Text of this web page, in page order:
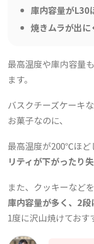
庫内容量がL30
焼きムラが出
最高温度や庫内容量
ます。
バスクチーズケーキ
お菓子なのに、
最高温度が200℃ほど
リティが下がったり
また、クッキーなど
庫内容量が多く、2
1度に沢山焼けてお